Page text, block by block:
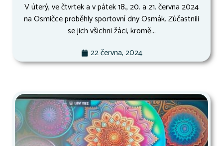
V úterý, ve čtvrtek a v pátek 18., 20. a 21. června 2024
na Osmičce proběhly sportovní dny Osmák. Zúčastnili
se jich všichni žáci, kromě...
22 června, 2024